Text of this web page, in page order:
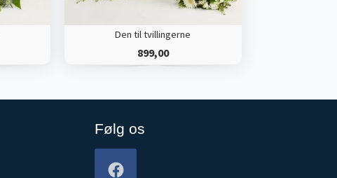
Den til tvillingerne
899,00
Følg os